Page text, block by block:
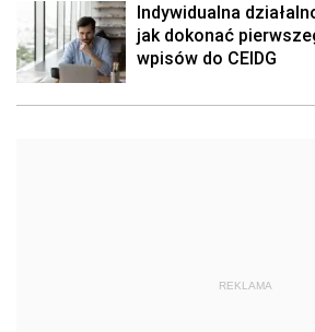
Indywidualna
jak dokonać
wpisów do CEIDG
REKLAMA